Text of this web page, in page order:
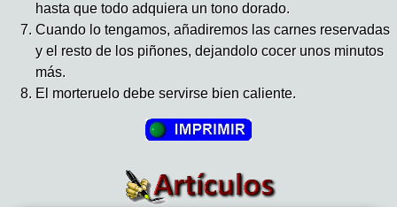
hasta que todo adquiera un tono dorado.
Cuando lo tengamos, añadiremos las carnes reservadas
y el resto de los piñones, dejandolo cocer unos minutos
más.
El morteruelo debe servirse bien caliente.